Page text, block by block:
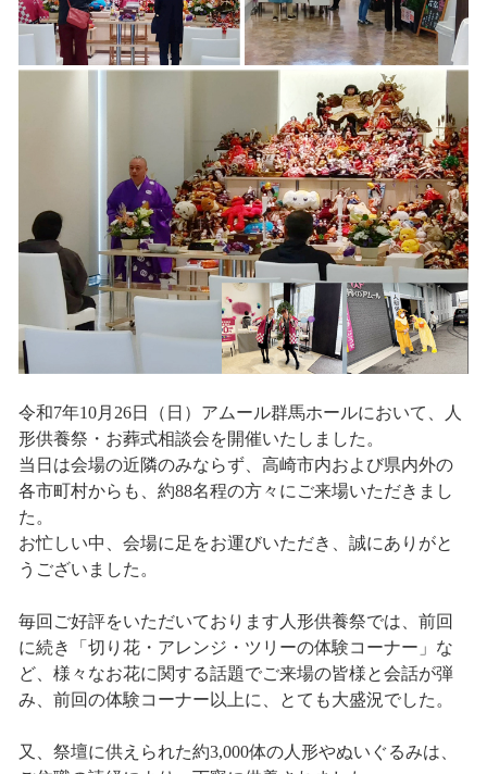
令和7年10月26日（日）アムール群馬ホールにおいて、人
形供養祭・お葬式相談会を開催いたしました。
当日は会場の近隣のみならず、高崎市内および県内外の
各市町村からも、約88名程の方々にご来場いただきまし
た。
お忙しい中、会場に足をお運びいただき、誠にありがと
うございました。
毎回ご好評をいただいております人形供養祭では、前回
に続き「切り花・アレンジ・ツリーの体験コーナー」な
ど、様々なお花に関する話題でご来場の皆様と会話が弾
み、前回の体験コーナー以上に、とても大盛況でした。
又、祭壇に供えられた約3,000体の人形やぬいぐるみは、